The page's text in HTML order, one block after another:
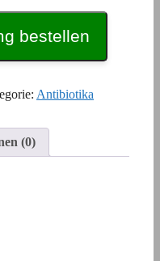
bestellen
Antibiotika
(0)